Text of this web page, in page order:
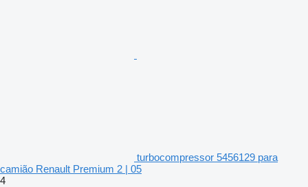
turbocompressor 5456129 para
camião Renault Premium 2 | 05
4